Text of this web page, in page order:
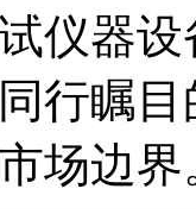
仪器
行瞩
场边界